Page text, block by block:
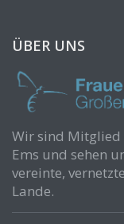
ÜBER UNS
Wir sind Mitglied
Ems und sehen
vereinte,
Lande.